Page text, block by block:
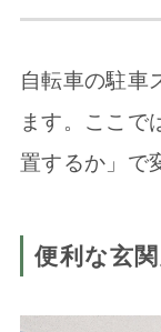
自転車の駐車
ます。ここで
置するか」で
便利な玄